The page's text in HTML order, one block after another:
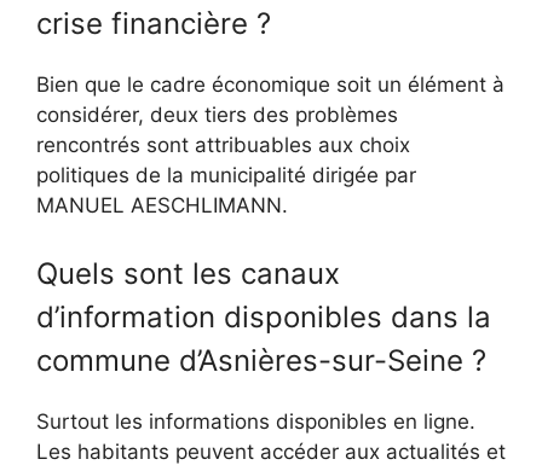
crise financière ?
Bien que le cadre économique soit un élément à
considérer, deux tiers des problèmes
rencontrés sont attribuables aux choix
politiques de la municipalité dirigée par
MANUEL AESCHLIMANN.
Quels sont les canaux
d’information disponibles dans la
commune d’Asnières-sur-Seine ?
Surtout les informations disponibles en ligne.
Les habitants peuvent accéder aux actualités et